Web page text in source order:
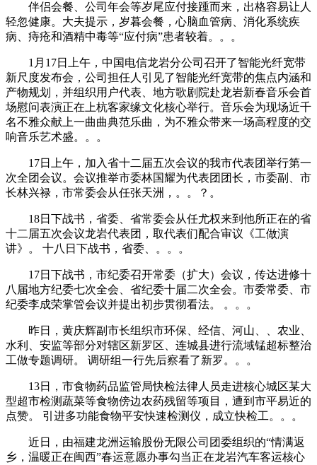
伴侣会餐、公司年会等岁尾应付接踵而来，出格容易让人
轻忽健康。大夫提示，岁暮会餐，心脑血管病、消化系统疾
病、痔疮和酒精中毒等“应付病”患者较着。。。
1月17日上午，中国电信龙岩分公司召开了智能光纤宽带
新尺度发布会，公司担任人引见了智能光纤宽带的焦点内涵和
产物规划，并组织用户代表、地方歌剧院赴龙岩新春音乐会首
场慰问表演正在上杭客家缘文化核心举行。音乐会为现场近千
名不雅众献上一曲曲典范乐曲，为不雅众带来一场高程度的交
响音乐艺术盛。。。
17日上午，加入省十二届五次会议的我市代表团举行第一
次全团会议。会议推举市委林国耀为代表团团长，市委副、市
长林兴禄，市常委会从任张天洲，。。？。
18日下战书，省委、省常委会从任尤权来到他所正在的省
十二届五次会议龙岩代表团，取代表们配合审议《工做演
讲》。 十八日下战书，省委、。。。
17日下战书，市纪委召开常委（扩大）会议，传达进修十
八届地方纪委七次全会、省纪委十届二次全会。市委常委、市
纪委李成荣掌管会议并提出初步贯彻看法。 。。。
昨日，黄庆辉副市长组织市环保、经信、河山、、农业、
水利、安监等部分对辖区新罗区、连城县进行流域锰超标整治
工做专题调研。 调研组一行先后察看了新罗。。。
13日，市食物药品监管局快检法律人员走进核心城区某大
型超市检测蔬菜等食物傍边农药残留等项目，遭到市平易近的
点赞。 引进多功能食物平安快速检测仪，成立快检工。。。
近日，由福建龙洲运输股份无限公司团委组织的“情满返
乡，温暖正在闽西”春运意愿办事勾当正在龙岩汽车客运核心